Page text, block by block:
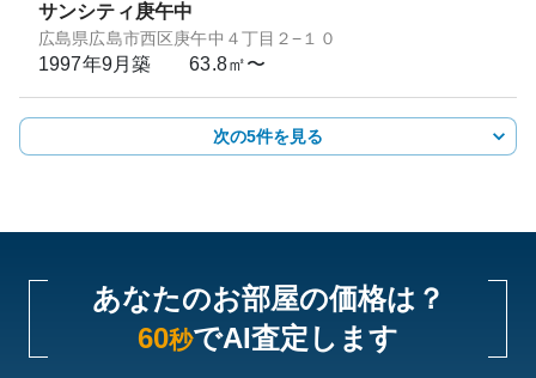
サンシティ庚午中
広島県広島市西区庚午中４丁目２−１０
1997年9月築 63.8㎡〜
次の5件を見る
あなたのお部屋の価格は？
60秒でAI査定します